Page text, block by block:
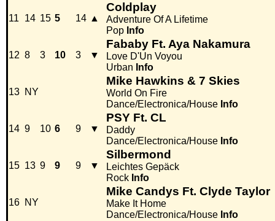
11 14 15 5 14 ▲
Coldplay
Adventure Of A Lifetime
Pop Info
12 8 3 10 3 ▼
Fababy Ft. Aya Nakamura
Love D'Un Voyou
Urban Info
13 NY
Mike Hawkins & 7 Skies
World On Fire
Dance/Electronica/House Info
14 9 10 6 9 ▼
PSY Ft. CL
Daddy
Dance/Electronica/House Info
15 13 9 9 9 ▼
Silbermond
Leichtes Gepäck
Rock Info
16 NY
Mike Candys Ft. Clyde Taylor
Make It Home
Dance/Electronica/House Info